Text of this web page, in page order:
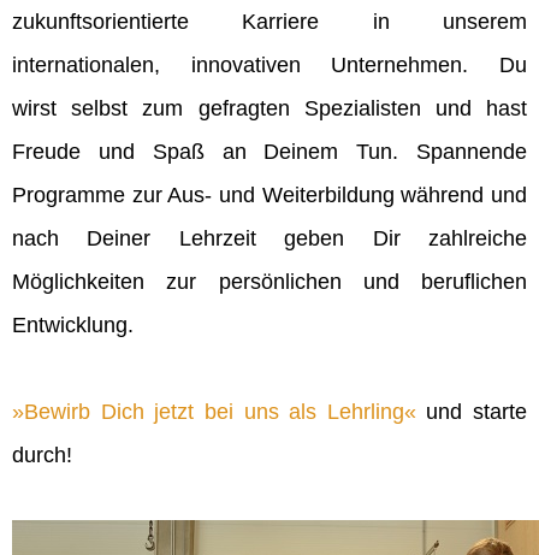
zukunftsorientierte Karriere in unserem
internationalen, innovativen Unternehmen. Du
wirst selbst zum gefragten Spezialisten und hast
Freude und Spaß an Deinem Tun. Spannende
Programme zur Aus- und Weiterbildung während und
nach Deiner Lehrzeit geben Dir zahlreiche
Möglichkeiten zur persönlichen und beruflichen
Entwicklung.
Bewirb Dich jetzt bei uns als Lehrling und starte
durch!